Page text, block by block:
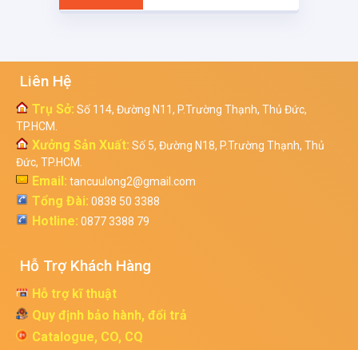
Liên Hệ
Trụ Sở: Số 114, Đường N11, P.Trường Thạnh, Thủ Đức,
TP.HCM.
Xưởng Sản Xuất: Số 5, Đường N18, P.Trường Thạnh, Thủ
Đức, TP.HCM.
Email: tancuulong2@gmail.com
Tổng Đài: 0838 50 3388
Hotline: 0877 3388 79
Hỗ Trợ Khách Hàng
Hỗ trợ kĩ thuật
Quy định bảo hành, đổi trả
Catalogue, CO, CQ